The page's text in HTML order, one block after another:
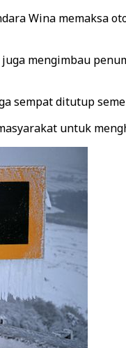
Wina memaksa
mengimbau
sempat ditutup
untuk